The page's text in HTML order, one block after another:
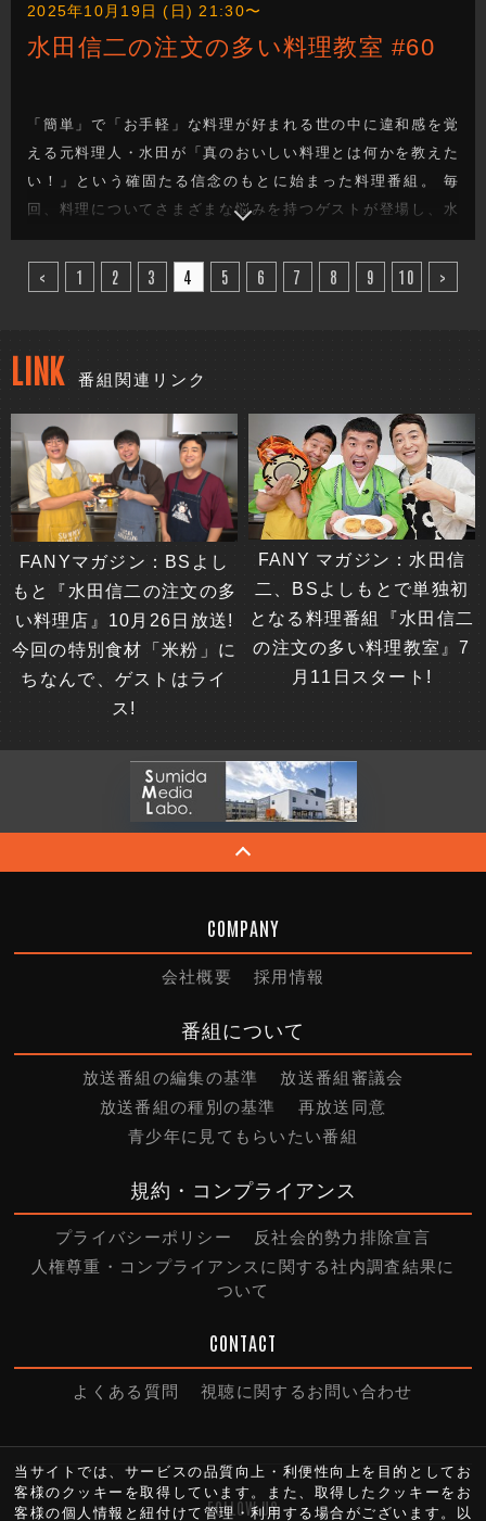
2025年10月19日 (日) 21:30〜
水田信二の注文の多い料理教室 #60
「簡単」で「お手軽」な料理が好まれる世の中に違和感を覚
える元料理人・水田が「真のおいしい料理とは何かを教えた
い！」という確固たる信念のもとに始まった料理番組。 毎
回、料理についてさまざまな悩みを持つゲストが登場し、水
田が「真のおいしい料理は料理人の手間と技があってこ
そ！」と、ゲストの要望にこたえたりこたえなかったりしな
がら厳しくも的確にゲストを指導！見事ゲストの悩みを解決
< 1 2 3 4 5 6 7 8 9 10 >
LINK 番組関連リンク
FANYマガジン：BSよし
もと『水田信二の注文の多
い料理店』10月26日放送!
今回の特別食材「米粉」に
ちなんで、ゲストはライ
ス!
FANY マガジン：水田信
二、BSよしもとで単独初
となる料理番組『水田信二
の注文の多い料理教室』7
月11日スタート!
COMPANY
会社概要 採用情報
番組について
放送番組の編集の基準
放送番組審議会
放送番組の種別の基準
再放送同意
青少年に見てもらいたい番組
規約・コンプライアンス
プライバシーポリシー
反社会的勢力排除宣言
人権尊重・コンプライアンスに関する社内調査結果に
ついて
CONTACT
よくある質問 視聴に関するお問い合わせ
FOLLOW US
当サイトでは、サービスの品質向上・利便性向上を目的としてお
客様のクッキーを取得しています。また、取得したクッキーをお
客様の個人情報と紐付けて管理・利用する場合がございます。以